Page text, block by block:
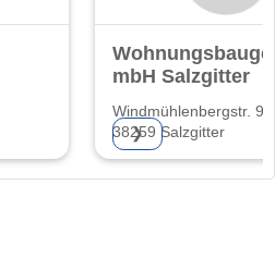
mbH Salzgitter
Windmühlenbergstr. 9
38259 Salzgitter
❯